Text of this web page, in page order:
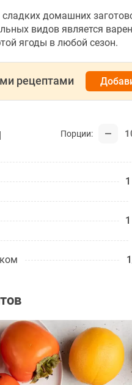
сладких домашних
видов является
ягоды в любой сезон.
рецептами
Порции: